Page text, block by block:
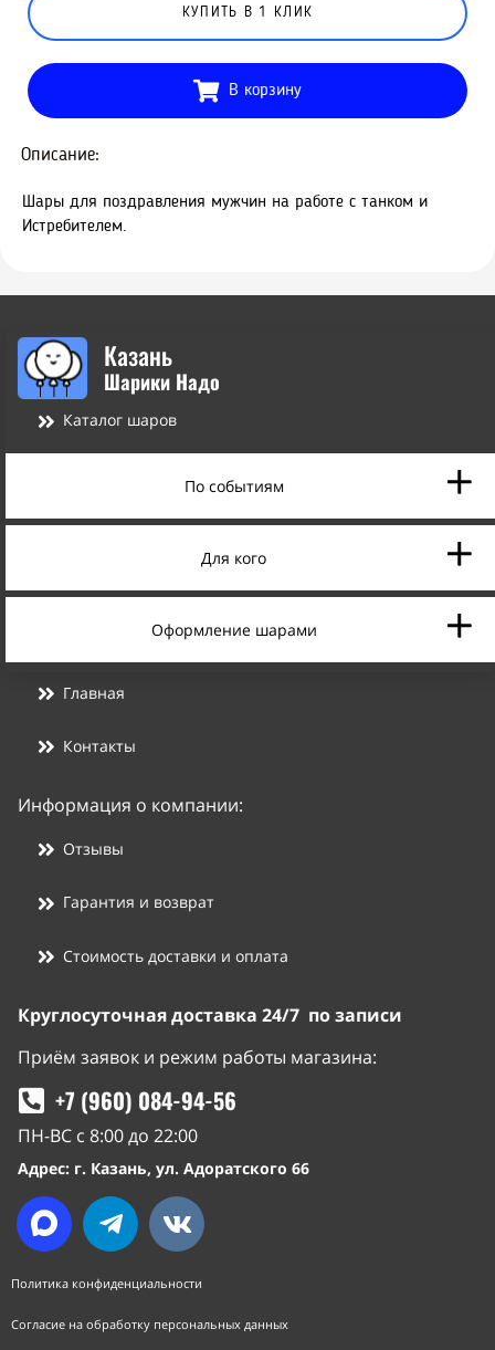
КУПИТЬ В 1 КЛИК
В корзину
Описание:
Шары для поздравления мужчин на работе с танком и
Истребителем.
Казань
Шарики Надо
Каталог шаров
По событиям
Для кого
Оформление шарами
Главная
Контакты
Информация о компании:
Отзывы
Гарантия и возврат
Стоимость доставки и оплата
Круглосуточная доставка 24/7 по записи
Приём заявок и режим работы магазина:
+7 (960) 084-94-56
ПН-ВС с 8:00 до 22:00
Адрес: г. Казань, ул. Адоратского 66
Политика конфиденциальности
Согласие на обработку персональных данных